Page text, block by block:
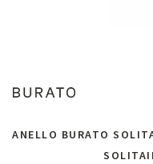
ANELLO BURATO